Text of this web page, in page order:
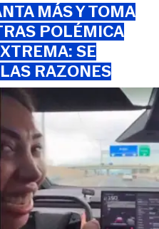
MÁS Y TOMA
POLÉMICA
SE
RAZONES